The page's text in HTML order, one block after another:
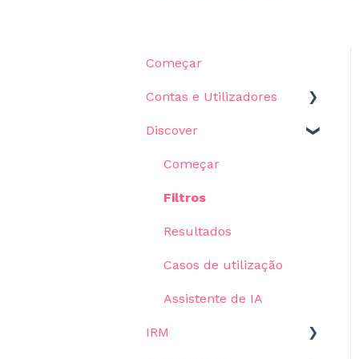
Começar
Contas e Utilizadores
Definições
Discover
Começar
Filtros
Resultados
Casos de utilização
Assistente de IA
IRM